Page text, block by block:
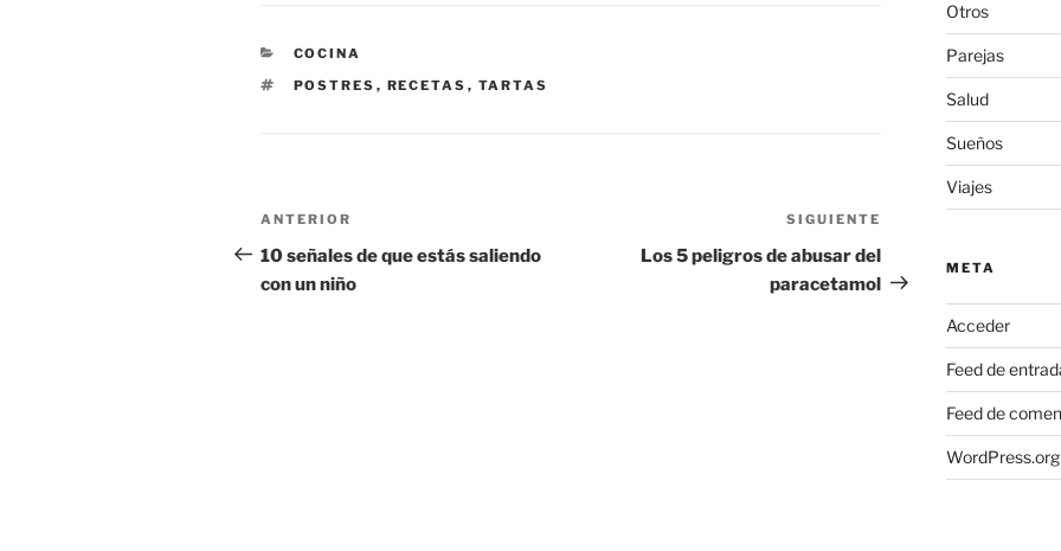
CATEGORÍAS
COCINA
ETIQUETAS
POSTRES , RECETAS , TARTAS
Navegación
de
entradas
Entrada
anterior:
ANTERIOR
10 señales de que estás saliendo
con un niño
entrada
SIGUIENTE
Los 5 peligros de abusar del
paracetamol
Otros
Parejas
Salud
Sueños
Viajes
META
Acceder
Feed de
Feed de
WordPress.org